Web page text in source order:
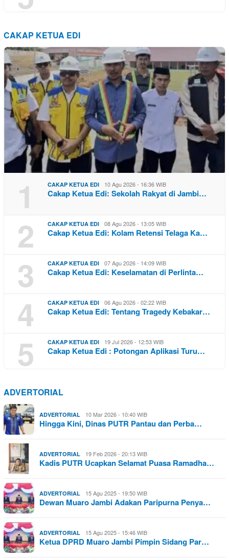
CAKAP KETUA EDI
1 CAKAP KETUA EDI 10 Agu 2026 - 16:36 WIB
Cakap Ketua Edi: Sekolah Rakyat di Jambi…
2 CAKAP KETUA EDI 08 Agu 2026 - 13:05 WIB
Cakap Ketua Edi: Kolam Retensi Telaga Ka…
3 CAKAP KETUA EDI 07 Agu 2026 - 14:09 WIB
Cakap Ketua Edi: Keselamatan di Perlinta…
4 CAKAP KETUA EDI 06 Agu 2026 - 02:22 WIB
Cakap Ketua Edi: Tentang Tragedy Kebakar…
5 CAKAP KETUA EDI 19 Jul 2026 - 12:53 WIB
Cakap Ketua Edi : Potongan Aplikasi Turu…
ADVERTORIAL
ADVERTORIAL 10 Mar 2026 - 10:40 WIB
Hingga Kini, Dinas PUTR Pantau dan Perba…
ADVERTORIAL 19 Feb 2026 - 20:13 WIB
Kadis PUTR Ucapkan Selamat Puasa Ramadha…
ADVERTORIAL 15 Agu 2025 - 19:50 WIB
Dewan Muaro Jambi Adakan Paripurna Penya…
ADVERTORIAL 15 Agu 2025 - 15:46 WIB
Ketua DPRD Muaro Jambi Pimpin Sidang Par…